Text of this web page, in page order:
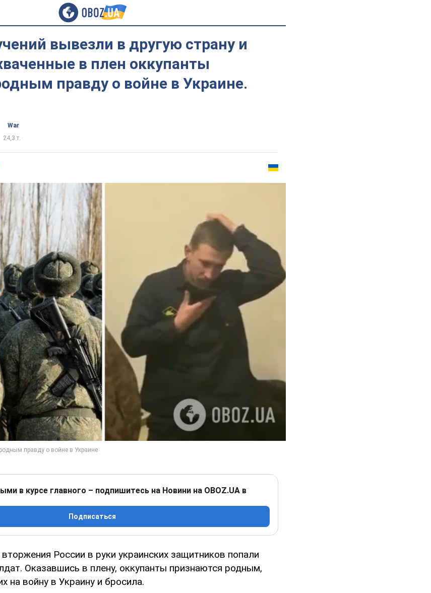
вывезли в другую страну и
в плен оккупанты
правду о войне в Украине.
War
24,3 т.
в курсе главного – подпишитесь на Новини на OBOZ.UA в
Подписаться
России в руки украинских защитников попали
Оказавшись в плену, оккупанты признаются родным,
на войну в Украину и бросила.